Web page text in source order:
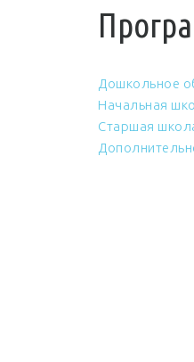
Дошкольное
Начальная
Старшая